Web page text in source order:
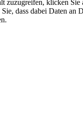
zuzugreifen, klicken Sie
dass dabei Daten an